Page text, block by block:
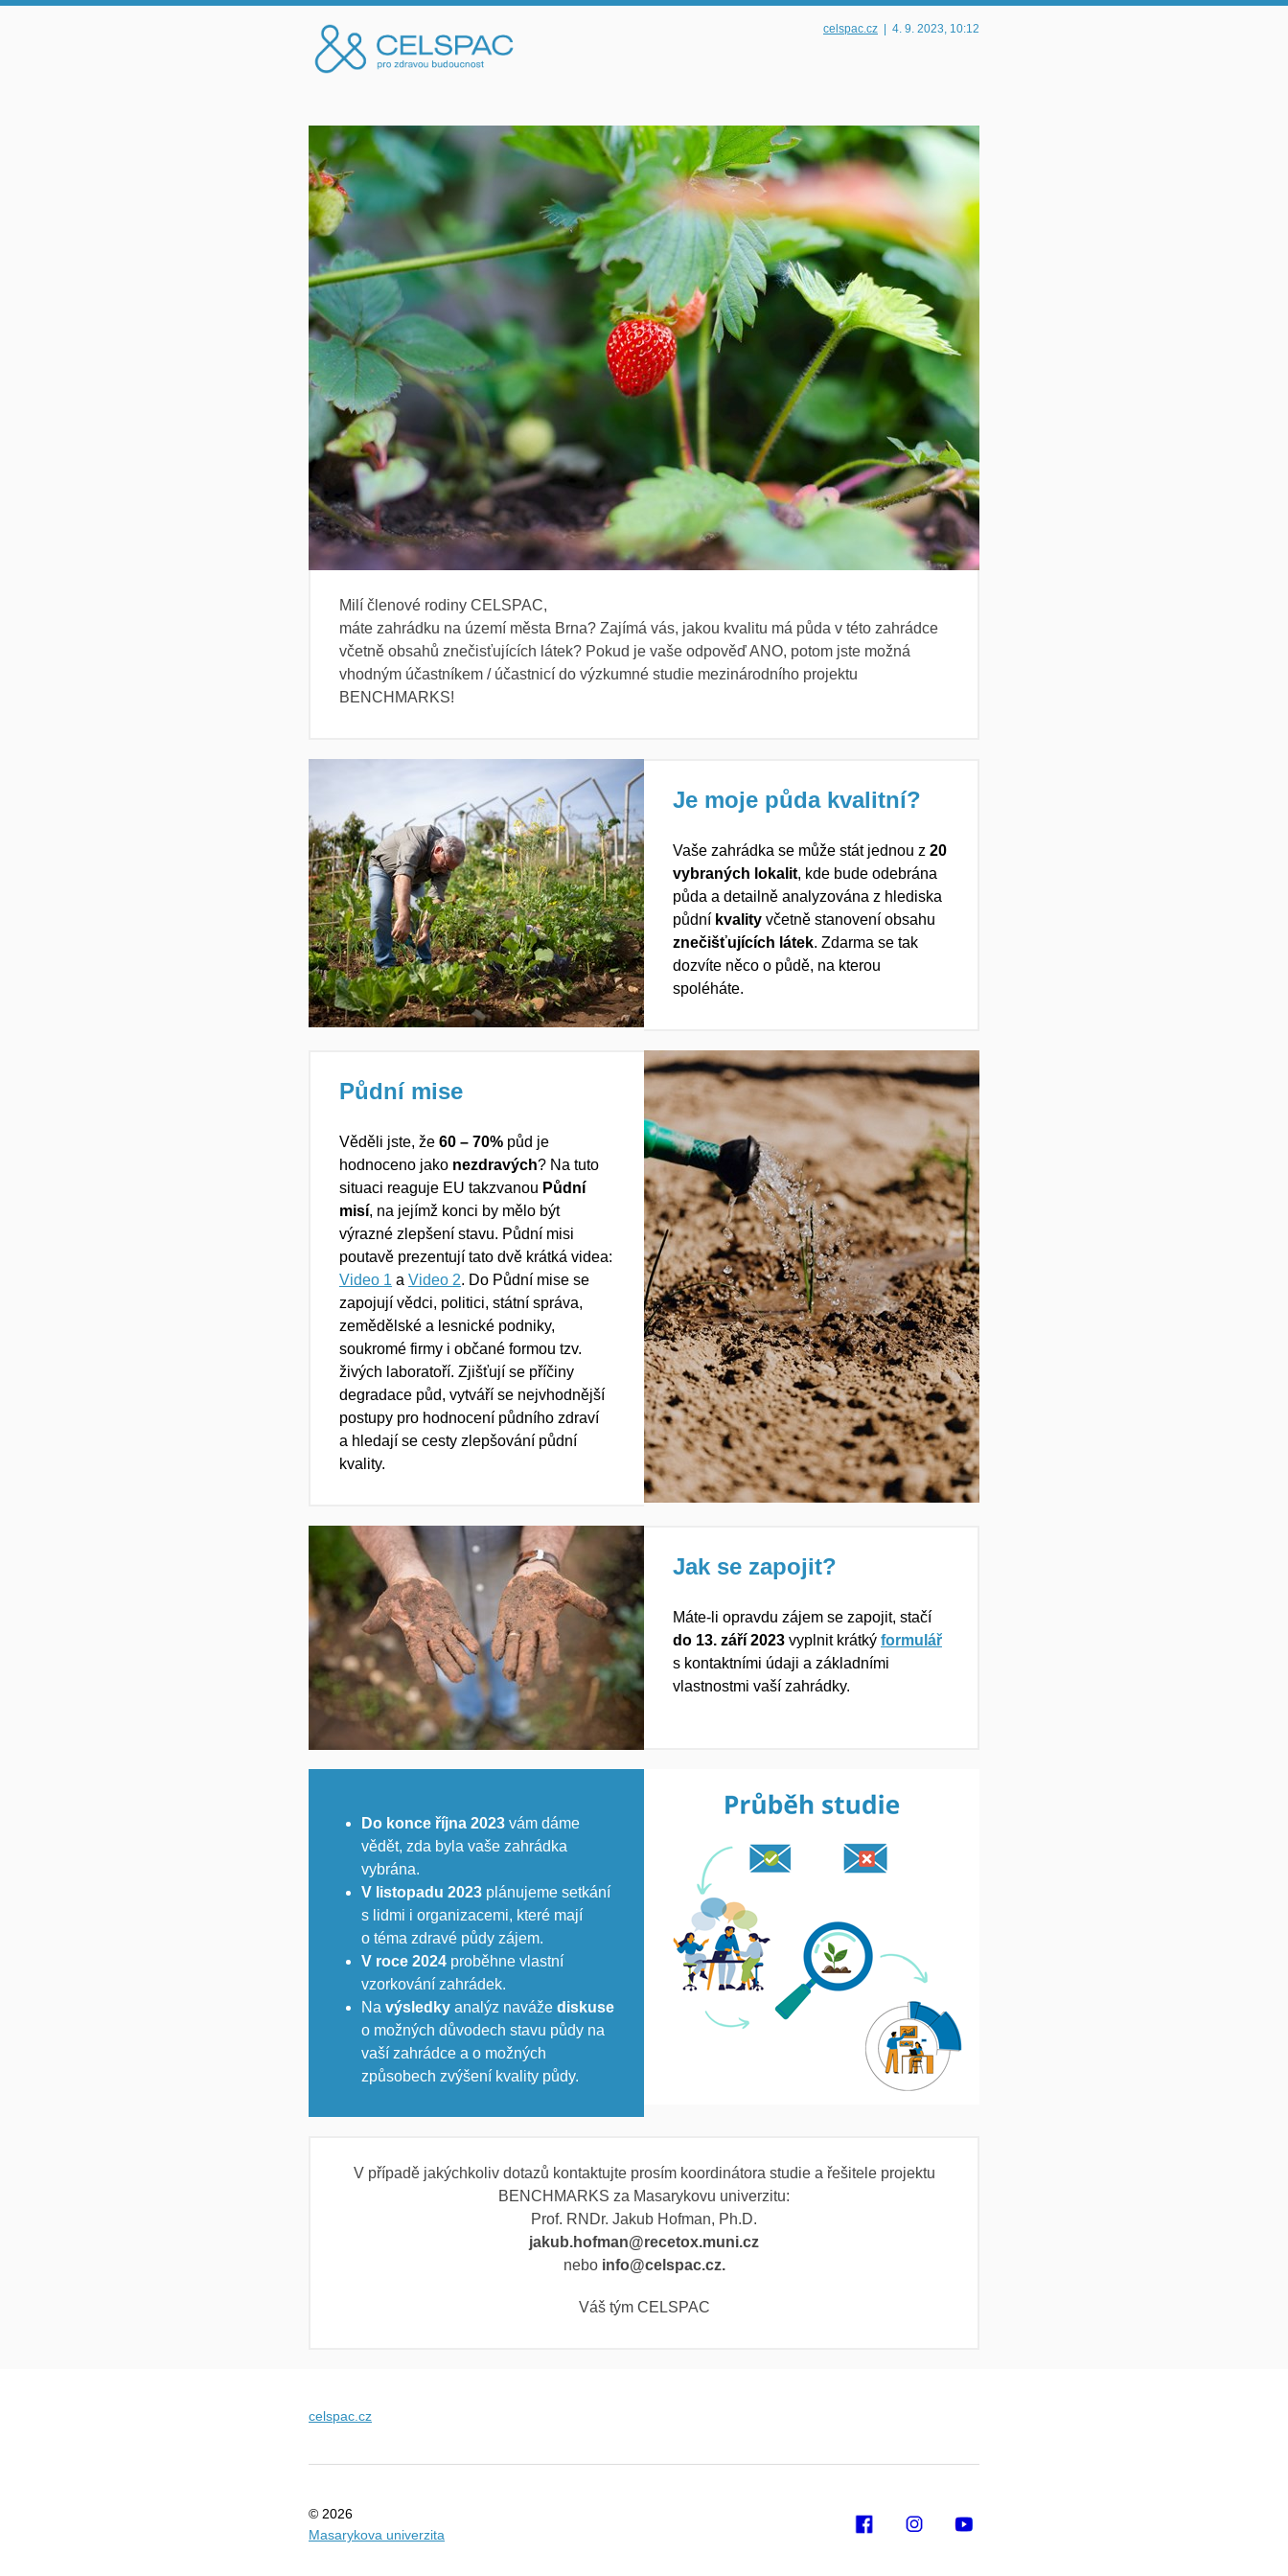
celspac.cz 4. 9. 2023, 10:12
Milí členové rodiny CELSPAC,
máte zahrádku na území města Brna? Zajímá vás, jakou kvalitu má půda v této zahrádce
včetně obsahů znečisťujících látek? Pokud je vaše odpověď ANO, potom jste možná
vhodným účastníkem / účastnicí do výzkumné studie mezinárodního projektu
BENCHMARKS!
Je moje půda kvalitní?
Vaše zahrádka se může stát jednou z 20
vybraných lokalit, kde bude odebrána
půda a detailně analyzována z hlediska
půdní kvality včetně stanovení obsahu
znečišťujících látek. Zdarma se tak
dozvíte něco o půdě, na kterou
spoléháte.
Půdní mise
Věděli jste, že 60 – 70% půd je
hodnoceno jako nezdravých? Na tuto
situaci reaguje EU takzvanou Půdní
misí, na jejímž konci by mělo být
výrazné zlepšení stavu. Půdní misi
poutavě prezentují tato dvě krátká videa:
Video 1 a Video 2. Do Půdní mise se
zapojují vědci, politici, státní správa,
zemědělské a lesnické podniky,
soukromé firmy i občané formou tzv.
živých laboratoří. Zjišťují se příčiny
degradace půd, vytváří se nejvhodnější
postupy pro hodnocení půdního zdraví
a hledají se cesty zlepšování půdní
kvality.
Jak se zapojit?
Máte-li opravdu zájem se zapojit, stačí
do 13. září 2023 vyplnit krátký formulář
s kontaktními údaji a základními
vlastnostmi vaší zahrádky.
Do konce října 2023 vám dáme
vědět, zda byla vaše zahrádka
vybrána.
V listopadu 2023 plánujeme setkání
s lidmi i organizacemi, které mají
o téma zdravé půdy zájem.
V roce 2024 proběhne vlastní
vzorkování zahrádek.
Na výsledky analýz naváže diskuse
o možných důvodech stavu půdy na
vaší zahrádce a o možných
způsobech zvýšení kvality půdy.
V případě jakýchkoliv dotazů kontaktujte prosím koordinátora studie a řešitele projektu
BENCHMARKS za Masarykovu univerzitu:
Prof. RNDr. Jakub Hofman, Ph.D.
jakub.hofman@recetox.muni.cz
neboinfo@celspac.cz.
Váš tým CELSPAC
celspac.cz
© 2026
Masarykova univerzita